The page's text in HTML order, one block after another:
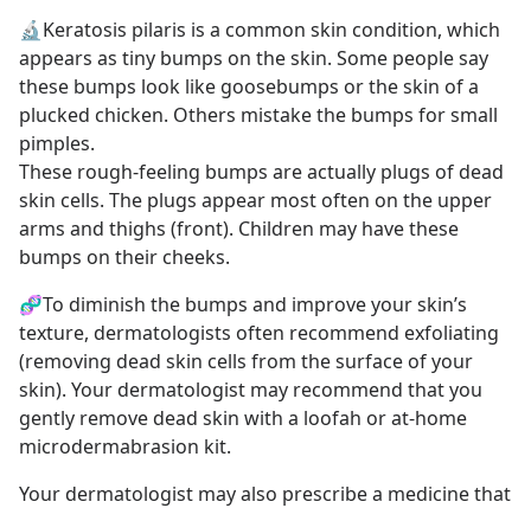
🔬Keratosis pilaris is a common skin condition, which
appears as tiny bumps on the skin. Some people say
these bumps look like goosebumps or the skin of a
plucked chicken. Others mistake the bumps for small
pimples.
These rough-feeling bumps are actually plugs of dead
skin cells. The plugs appear most often on the upper
arms and thighs (front). Children may have these
bumps on their cheeks.
🧬To diminish the bumps and improve your skin’s
texture, dermatologists often recommend exfoliating
(removing dead skin cells from the surface of your
skin). Your dermatologist may recommend that you
gently remove dead skin with a loofah or at-home
microdermabrasion kit.
Your dermatologist may also prescribe a medicine that